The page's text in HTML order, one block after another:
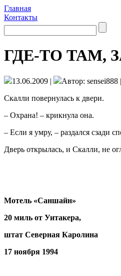
Главная
Контакты
ГДЕ-ТО ТАМ,
13.06.2009 | Автор: sensei888 |
Скалли повернулась к двери.
– Охрана! – крикнула она.
– Если я умру, – раздался сзади
Дверь открылась, и Скалли, не
Мотель «Саншайн»
20 миль от Уитакера,
штат Северная Каролина
17 ноября 1994